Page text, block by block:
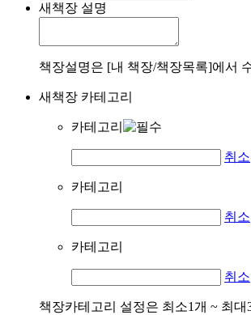
새책장 설명
책장설명은 [내 책장/책장목록]에서
새책장 카테고리
카테고리
취소
카테고리
취소
카테고리
취소
책장카테고리 설정은 최소1개 ~ 최대